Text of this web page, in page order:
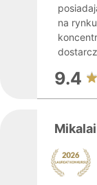
na
9.4